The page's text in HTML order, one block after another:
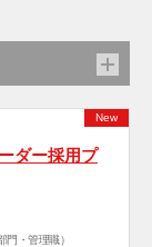
ダー採用プ
・管理職）
New